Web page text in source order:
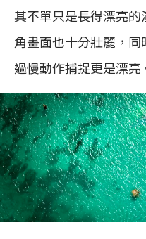
其不單只是長得漂亮
角畫面也十分壯麗，
過慢動作捕捉更是漂亮